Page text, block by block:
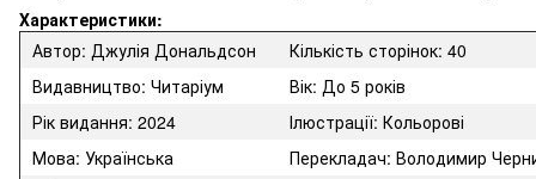
Характеристики:
Автор: Джулія Дональдсон
Кількість сторінок: 40
Видавництво: Читаріум
Вік: До 5 років
Рік видання: 2024
Ілюстрації: Кольорові
Мова: Українська
Перекладач: Володимир